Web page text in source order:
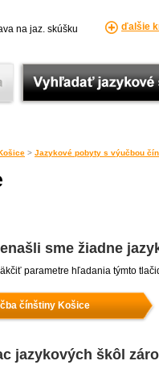
na jaz. skúšku ďalšie
> Jazykové pobyty s výučbou
sme žiadne
parametre hľadania týmto
čínštiny Košice
jazykových škôl